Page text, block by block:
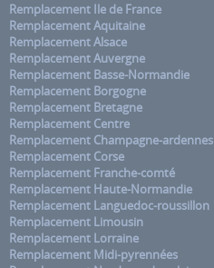
Remplacement Ile de France
Remplacement Aquitaine
Remplacement Alsace
Remplacement Auvergne
Remplacement Basse-Normandie
Remplacement Borgogne
Remplacement Bretagne
Remplacement Centre
Remplacement Champagne-ardennes
Remplacement Corse
Remplacement Franche-comté
Remplacement Haute-Normandie
Remplacement Languedoc-roussillon
Remplacement Limousin
Remplacement Lorraine
Remplacement Midi-pyrennées